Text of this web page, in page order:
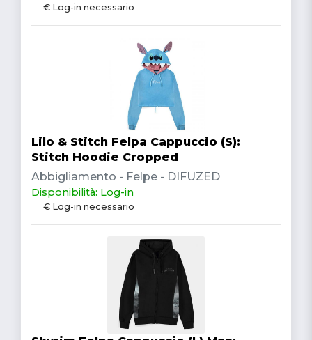
€ Log-in necessario
Lilo & Stitch Felpa Cappuccio (S):
Stitch Hoodie Cropped
Abbigliamento - Felpe - DIFUZED
Disponibilità: Log-in
€ Log-in necessario